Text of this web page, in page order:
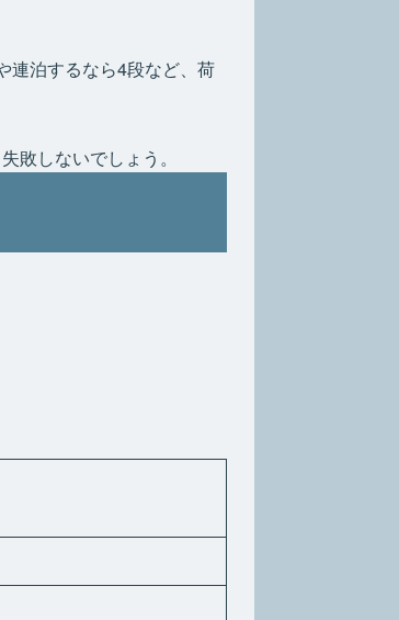
連泊するなら4段など、荷
敗しないでしょう。